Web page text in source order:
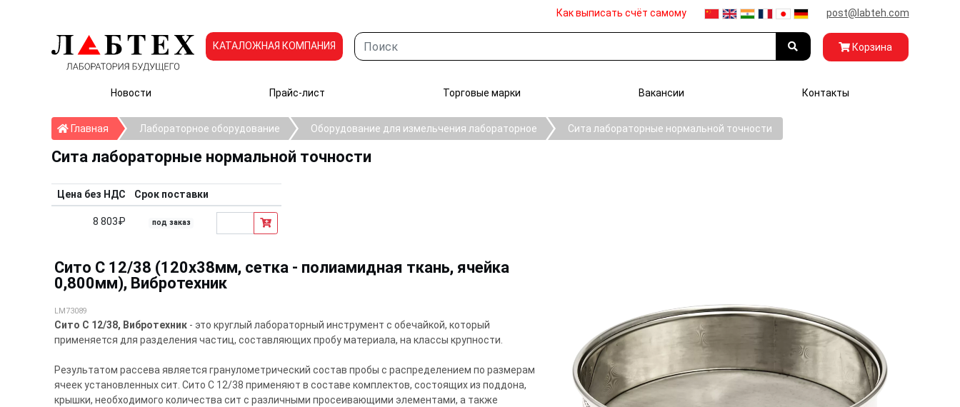
Как выписать счёт самому post@labteh.com
КАТАЛОЖНАЯ КОМПАНИЯ Корзина
Новости Прайс-лист Торговые марки Вакансии Контакты
ГлавнаяГлавнаяЛабораторное оборудование Оборудование для измельчения лабораторное Сита лабораторные нормальной точности
Сита лабораторные нормальной точности
Цена без НДС Срок поставки
8 803₽ под заказ
Сито С 12/38 (120х38мм, сетка - полиамидная ткань, ячейка
0,800мм), Вибротехник
LM73089
Сито С 12/38, Вибротехник- это круглый лабораторный инструмент с обечайкой, который
применяется для разделения частиц, составляющих пробу материала, на классы крупности.
Результатом рассева является гранулометрический состав пробы с распределением по размерам
ячеек установленных сит. Сито С 12/38 применяют в составе комплектов, состоящих из поддона,
крышки, необходимого количества сит с различными просеивающими элементами, а также